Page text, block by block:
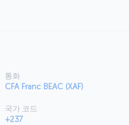
통화
CFA Franc BEAC (XAF)
국가 코드
+237